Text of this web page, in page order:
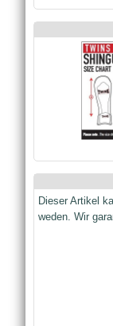
Dieser Artikel
weden. Wir